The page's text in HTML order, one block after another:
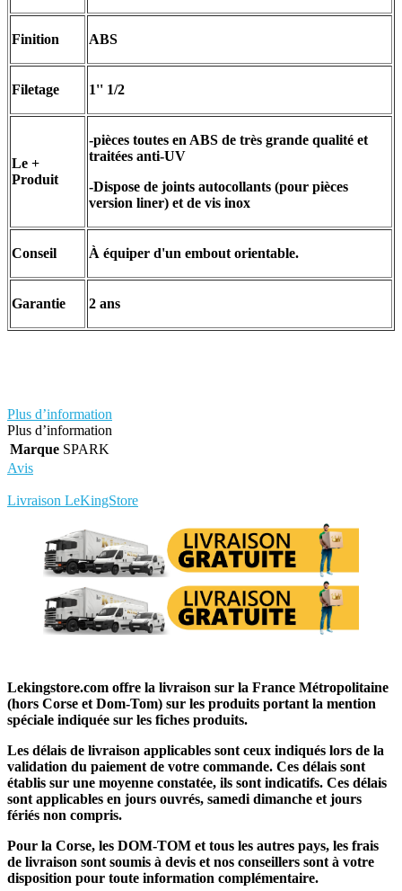
Finition ABS
Filetage 1'' 1/2
Le +
Produit
-pièces toutes en ABS de très grande qualité et
traitées anti-UV
-Dispose de joints autocollants (pour pièces
version liner) et de vis inox
Conseil À équiper d'un embout orientable.
Garantie 2 ans
Plus d’information
Plus d’information
Marque SPARK
Avis
Livraison LeKingStore
Lekingstore.com offre la livraison sur la France Métropolitaine
(hors Corse et Dom-Tom) sur les produits portant la mention
spéciale indiquée sur les fiches produits.
Les délais de livraison applicables sont ceux indiqués lors de la
validation du paiement de votre commande. Ces délais sont
établis sur une moyenne constatée, ils sont indicatifs. Ces délais
sont applicables en jours ouvrés, samedi dimanche et jours
fériés non compris.
Pour la Corse, les DOM-TOM et tous les autres pays, les frais
de livraison sont soumis à devis et nos conseillers sont à votre
disposition pour toute information complémentaire.